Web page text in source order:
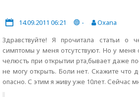
14.09.2011 06:21 -
Oxana
Здравствуйте! Я прочитала статьи о
симптомы у меня отсутствуют. Но у
челюсть при открытии рта,бывает даже
не могу открыть. Боли нет. Скажите что
опасно. С этим я живу уже 10лет. Сейчас